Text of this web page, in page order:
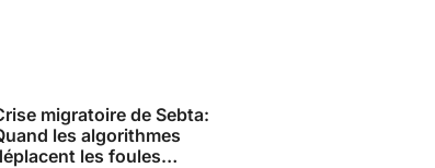
migratoire de Sebta:
les algorithmes
les foules…